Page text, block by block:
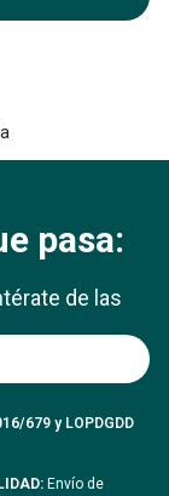
pasa:
de las
679 y LOPDGDD
Envío de